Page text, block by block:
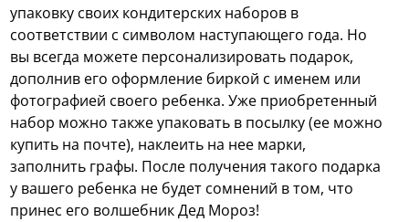
упаковку своих кондитерских наборов в
соответствии с символом наступающего года. Но
вы всегда можете персонализировать подарок,
дополнив его оформление биркой с именем или
фотографией своего ребенка. Уже приобретенный
набор можно также упаковать в посылку (ее можно
купить на почте), наклеить на нее марки,
заполнить графы. После получения такого подарка
у вашего ребенка не будет сомнений в том, что
принес его волшебник Дед Мороз!